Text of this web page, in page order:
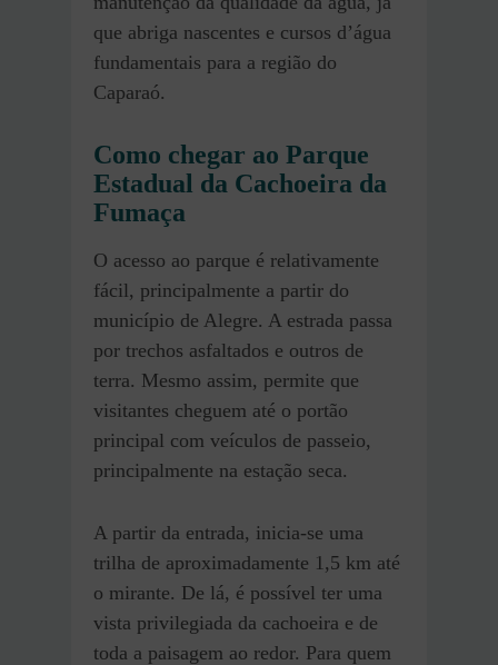
que abriga nascentes e cursos d’água
fundamentais para a região do
Caparaó.
Como chegar ao Parque
Estadual da Cachoeira da
Fumaça
O acesso ao parque é relativamente
fácil, principalmente a partir do
município de Alegre. A estrada passa
por trechos asfaltados e outros de
terra. Mesmo assim, permite que
visitantes cheguem até o portão
principal com veículos de passeio,
principalmente na estação seca.
A partir da entrada, inicia-se uma
trilha de aproximadamente 1,5 km até
o mirante. De lá, é possível ter uma
vista privilegiada da cachoeira e de
toda a paisagem ao redor. Para quem